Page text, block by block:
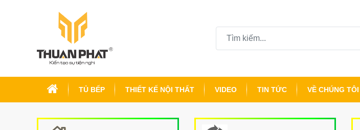
TỦ BẾP THIẾT KẾ NỘI THẤT VIDEO TIN TỨC VỀ CHÚNG TÔI